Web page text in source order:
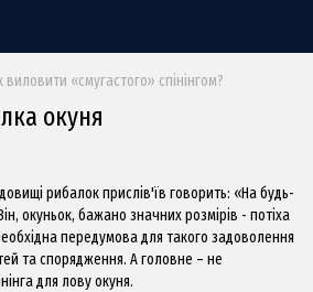
«смугастого» спінінгом?
окуня
рибалок прислів'їв говорить: «На будь-
окуньок, бажано значних розмірів - потіха
передумова для такого задоволення
та спорядження. А головне – не
для лову окуня.